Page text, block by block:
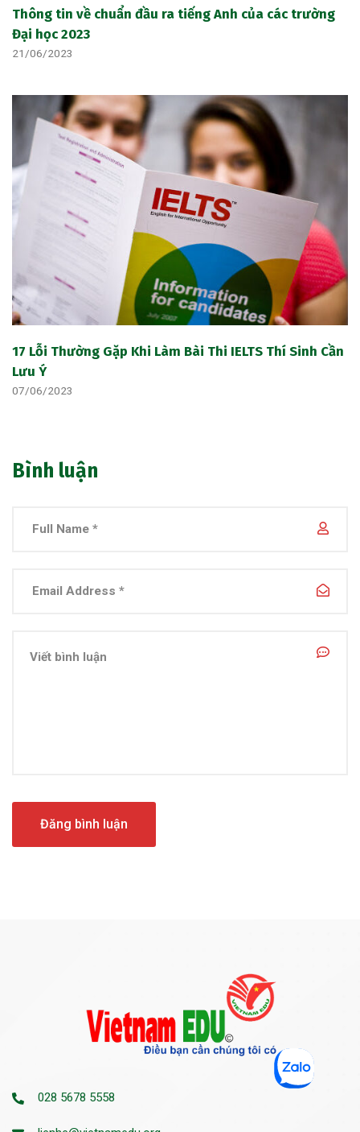
Thông tin về chuẩn đầu ra tiếng Anh của các trường
Đại học 2023
21/06/2023
17 Lỗi Thường Gặp Khi Làm Bài Thi IELTS Thí Sinh Cần
Lưu Ý
07/06/2023
Bình luận
028 5678 5558